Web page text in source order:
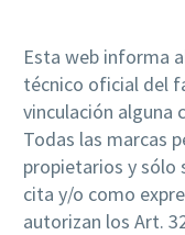
Esta web informa
técnico oficial del
vinculación alguna
Todas las marcas
propietarios y sólo
cita y/o como
autorizan los Art.